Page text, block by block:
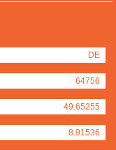
DE
64756
49.65255
8.91536